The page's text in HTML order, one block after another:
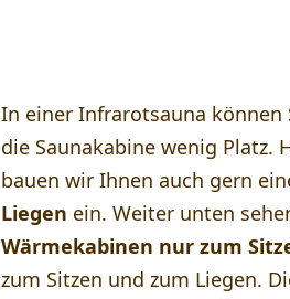
In einer Infrarotsauna können
die Saunakabine wenig Platz.
bauen wir Ihnen auch gern
Liegen ein. Weiter unten
Wärmekabinen nur zum
zum Sitzen und zum Liegen.